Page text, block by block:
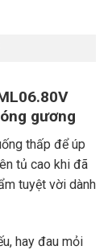
gương
thấp để úp
tủ cao khi đã
tuyệt vời dành
hay đau mỏi